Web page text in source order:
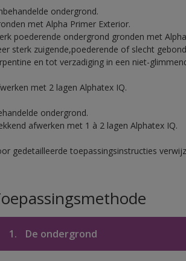
ondergrond.
met Alpha Primer Exterior.
poederende ondergrond gronden met
sterk zuigende,poederende of slecht
en tot verzadiging in een niet-
met 2 lagen Alphatex IQ.
ondergrond.
afwerken met 1 à 2 lagen Alphatex IQ.
gedetailleerde toepassingsinstructies
1. De ondergrond